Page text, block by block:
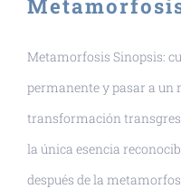
Metamorfosis Sinopsis:
permanente y pasar a un
transformación
la única esencia
después de la